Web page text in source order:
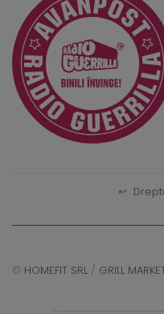
↩
© HOMEFIT SRL / GRILL